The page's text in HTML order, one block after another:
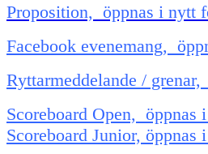
Proposition, öppnas i nytt
Facebook evenemang,
Ryttarmeddelande /
Scoreboard Open, öppnas
Scoreboard Junior, öppnas